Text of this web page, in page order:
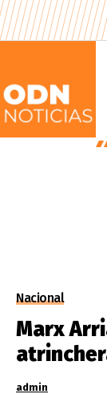
Nacional
Marx
admin